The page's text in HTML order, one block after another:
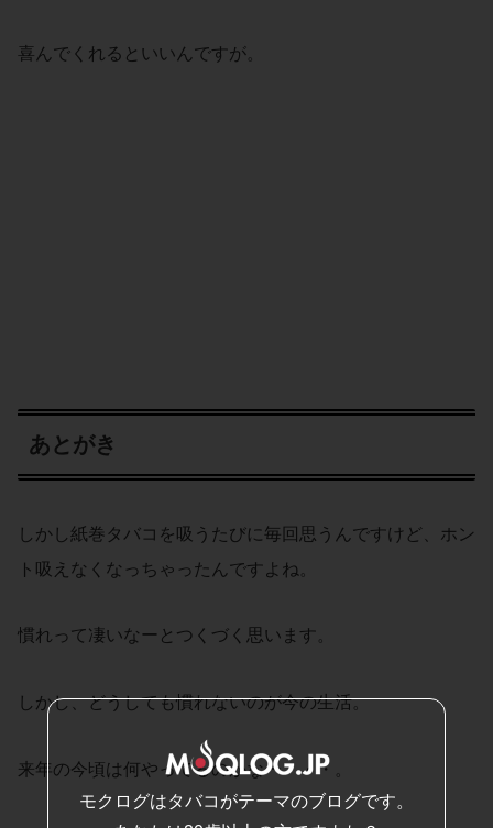
喜んでくれるといいんですが。
あとがき
しかし紙巻タバコを吸うたびに毎回思うんですけど、ホン
ト吸えなくなっちゃったんですよね。
慣れって凄いなーとつくづく思います。
しかし、どうしても慣れないのが今の生活。
来年の今頃は何やってるのかなー・・・。
モクログはタバコがテーマのブログです。